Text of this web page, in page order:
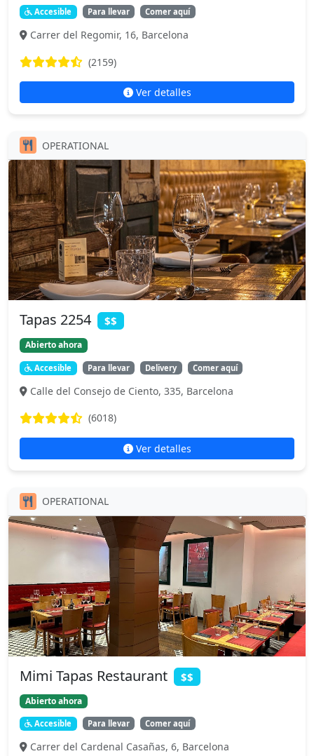
Accesible Para llevar Comer aquí
Carrer del Regomir, 16, Barcelona
(2159)
Ver detalles
OPERATIONAL
Tapas 2254 $$
Abierto ahora
Accesible Para llevar Delivery Comer aquí
Calle del Consejo de Ciento, 335, Barcelona
(6018)
Ver detalles
OPERATIONAL
Mimi Tapas Restaurant $$
Abierto ahora
Accesible Para llevar Comer aquí
Carrer del Cardenal Casañas, 6, Barcelona